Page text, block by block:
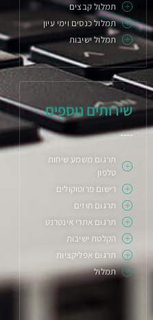
תמלול קבצים
תמלול כנסים וימי עיון
תמלול ישיבות
שירותים נוספים
תרגום משמע שיחות
טלפון
רישום פרוטוקולים
תרגום חוזים
תרגום אתרי אינטרנט
הקלטת ישיבות
תרגום אפליקציות
תמלול